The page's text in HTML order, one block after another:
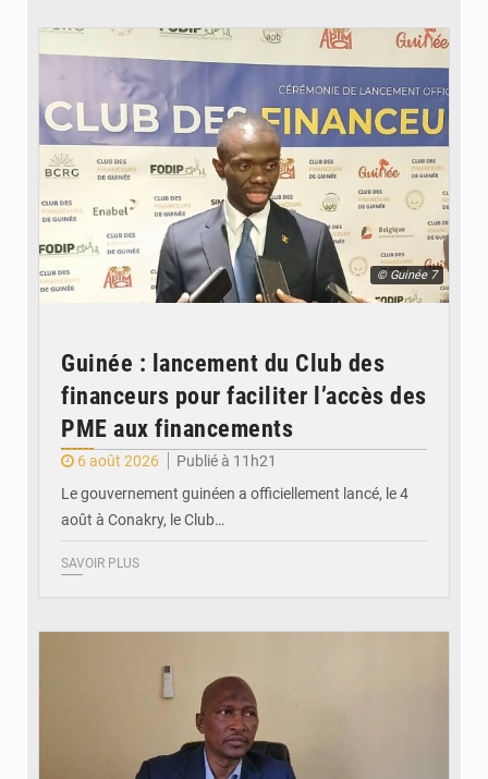
© Guinée 7
Guinée : lancement du Club des
financeurs pour faciliter l’accès des
PME aux financements
6 août 2026
Publié à 11h21
Le gouvernement guinéen a officiellement lancé, le 4
août à Conakry, le Club…
SAVOIR PLUS